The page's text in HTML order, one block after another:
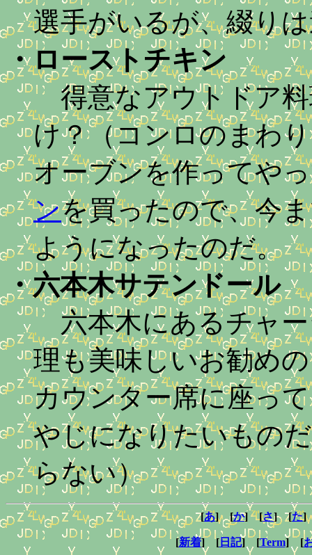
選手がいるが、綴り
・ローストチキン
得意なアウトドア料
け？（コンロのまわ
オーブンを作ってや
ンを買ったので、今
ようになったのだ。
・六本木サテンドール
六本木にあるチャー
理も美味しいお勧め
カウンター席に座っ
やじになりたいもの
らない）
[あ] [か] [さ] [た]
[新着] [日記] [Term] [